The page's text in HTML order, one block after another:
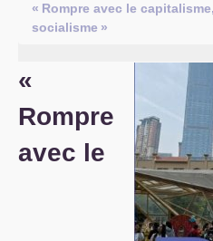
Lutter, Unir...
Comprendre...
Vie du site
« Rompre avec le
socialisme »
«
Rompre
avec le